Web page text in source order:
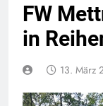
FW
in
13. März